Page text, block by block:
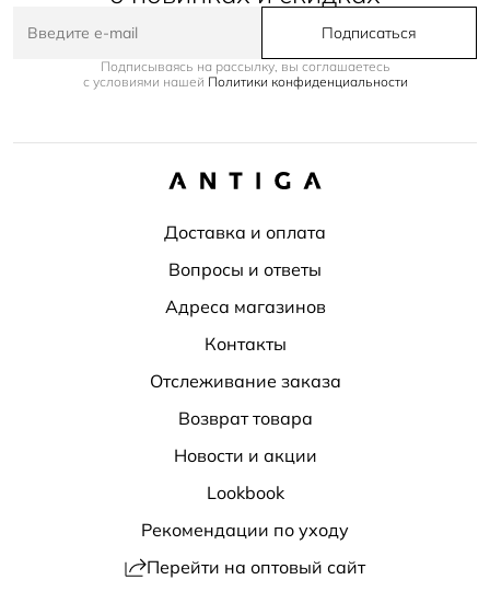
Подписаться
Подписываясь на рассылку, вы соглашаетесь
с условиями нашей Политики конфиденциальности
Доставка и оплата
Вопросы и ответы
Адреса магазинов
Контакты
Отслеживание заказа
Возврат товара
Новости и акции
Lookbook
Рекомендации по уходу
Перейти на оптовый сайт